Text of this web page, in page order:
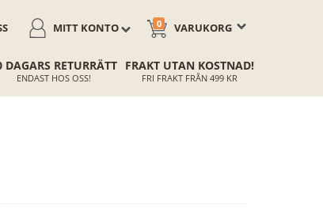
VARUKORG
0
MITT KONTO
DAGARS RETURRÄTT
ENDAST HOS OSS!
FRAKT UTAN KOSTNAD!
FRI FRAKT FRÅN 499 KR